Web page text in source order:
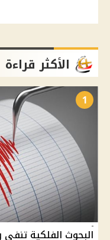
الأكثر قراءة
1
البحوث الفلكية